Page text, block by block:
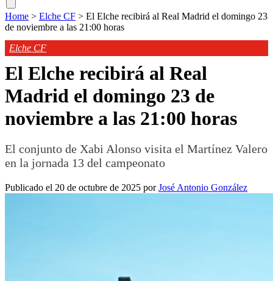
Home > Elche CF > El Elche recibirá al Real Madrid el domingo 23
de noviembre a las 21:00 horas
Elche CF
El Elche recibirá al Real
Madrid el domingo 23 de
noviembre a las 21:00 horas
El conjunto de Xabi Alonso visita el Martínez Valero
en la jornada 13 del campeonato
Publicado el 20 de octubre de 2025 porJosé Antonio González